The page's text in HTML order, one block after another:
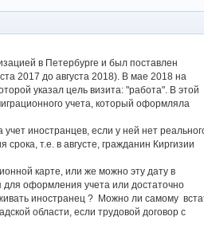
в Петербурге и был поставлен
2017 до августа 2018). В мае 2018 на
указал цель визита: "работа". В этой
учета, который оформляла
иностранцев, если у ней нет
т.е. в августе, гражданин Киргизии
карте, или же можно эту дату в
для оформления учета или достаточно
иностранец ? Можно ли самому
области, если трудовой договор с